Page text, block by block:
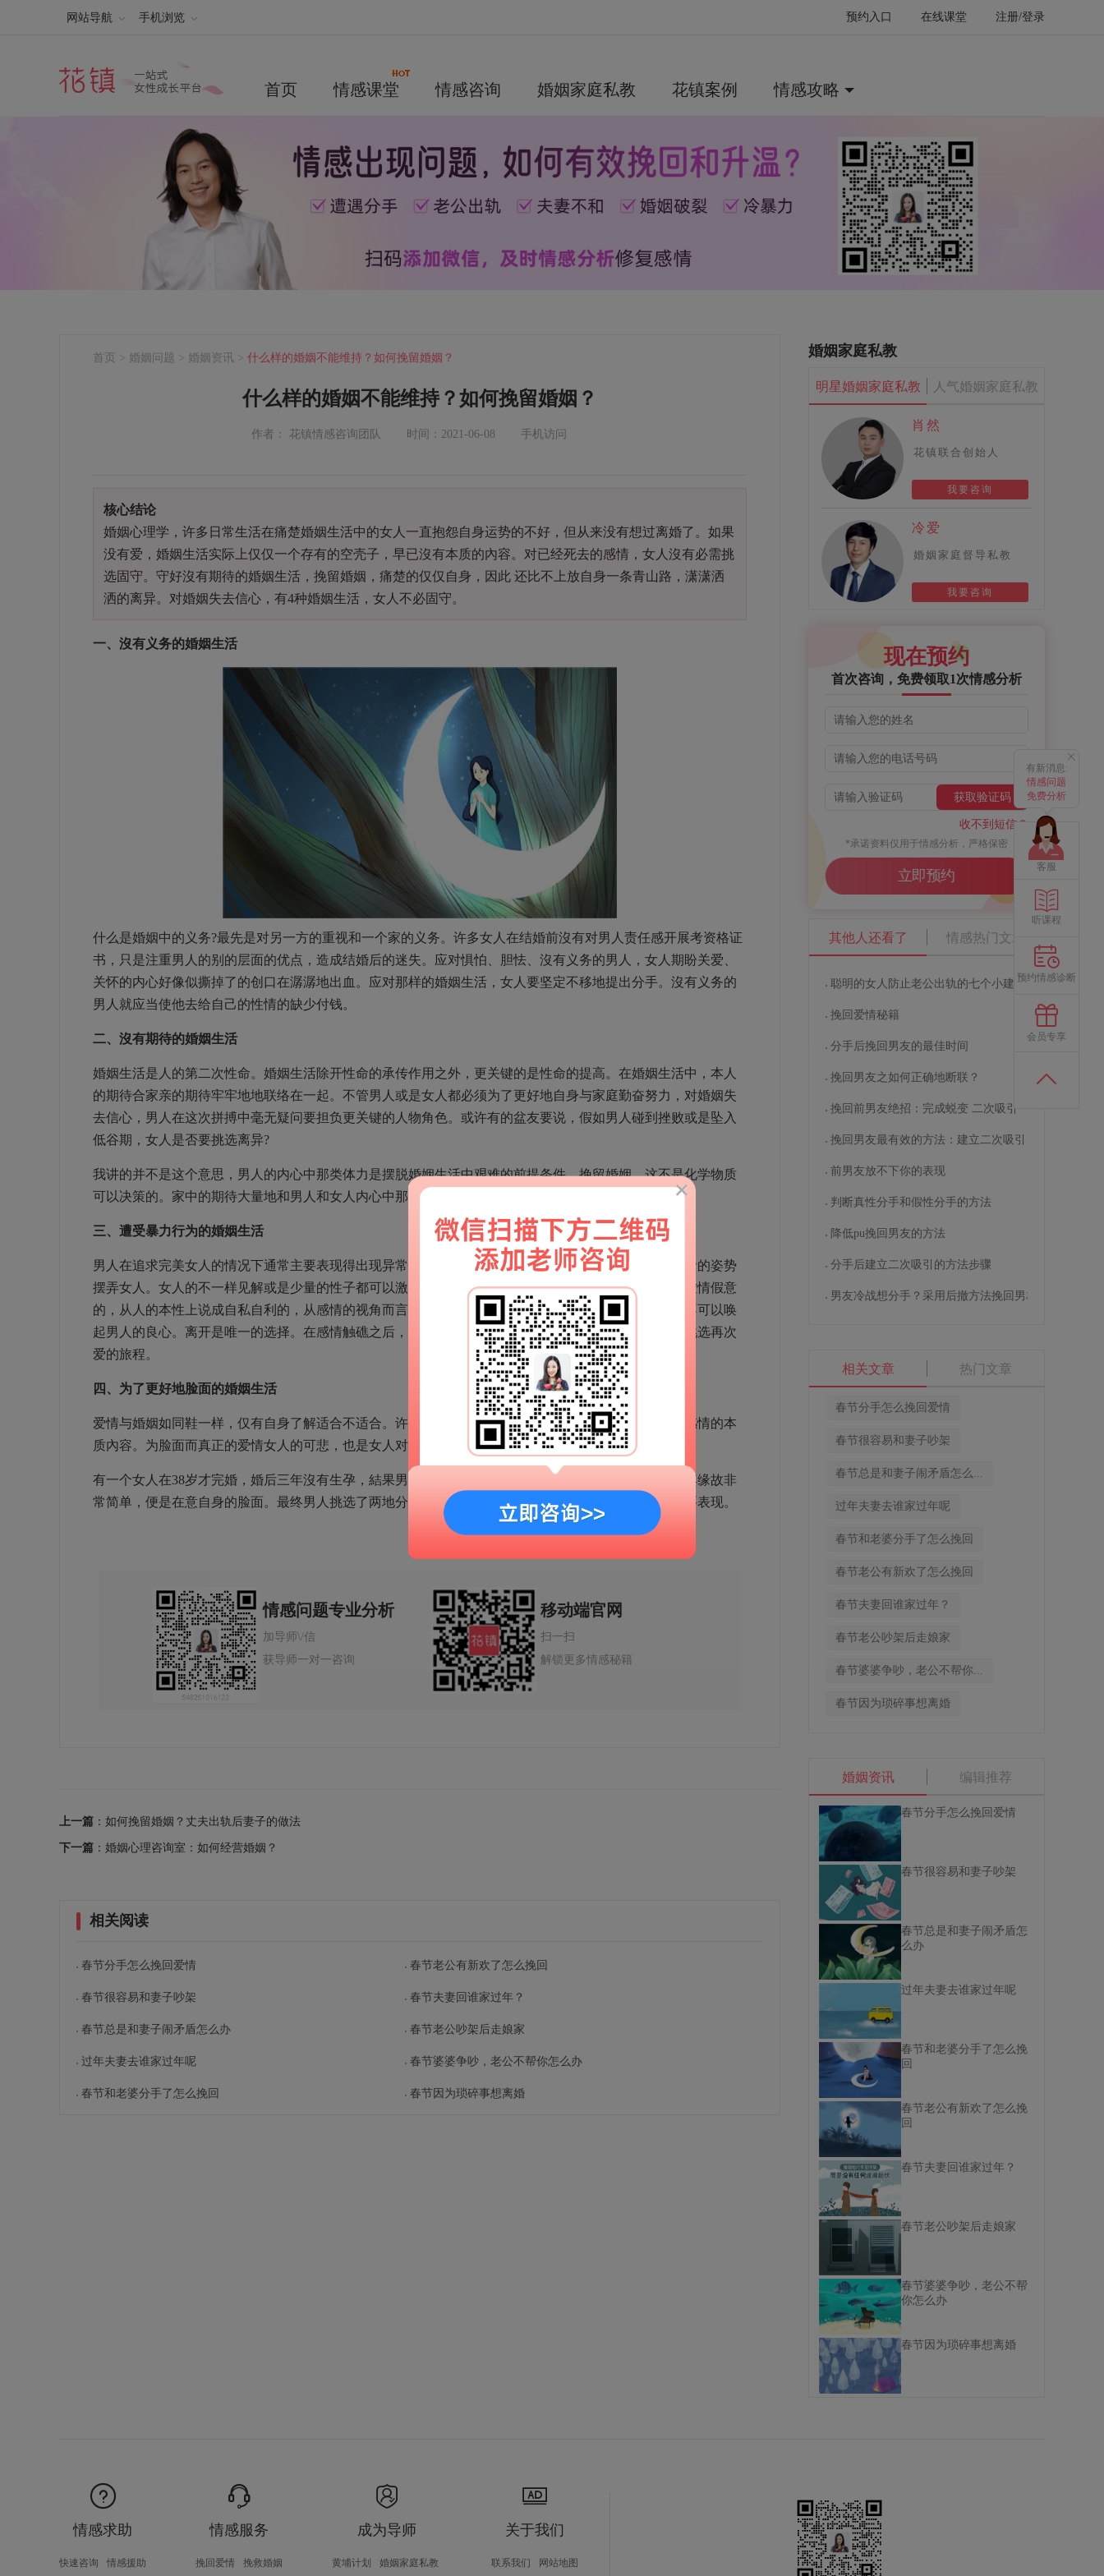
预约入口 在线课堂 注册/登录
网站导航 手机浏览
首页 情感课堂 情感咨询 婚姻家庭私教 花镇案例 情感攻略
首页 > 婚姻问题 > 婚姻资讯 > 什么样的婚姻不能维持？如何挽留婚姻？
什么样的婚姻不能维持？如何挽留婚姻？
作者： 花镇情感咨询团队 时间：2021-06-08 手机访问
核心结论
婚姻心理学，许多日常生活在痛楚婚姻生活中的女人一直抱怨自身运势的不好，但从来没有想过离婚了。如果
没有爱，婚姻生活实际上仅仅一个存有的空壳子，早已沒有本质的內容。对已经死去的感情，女人沒有必需挑
选固守。守好沒有期待的婚姻生活，挽留婚姻，痛楚的仅仅自身，因此 还比不上放自身一条青山路，潇潇洒
洒的离异。对婚姻失去信心，有4种婚姻生活，女人不必固守。
一、沒有义务的婚姻生活
什么是婚姻中的义务?最先是对另一方的重视和一个家的义务。许多女人在结婚前沒有对男人责任感开展考资格证
书，只是注重男人的别的层面的优点，造成结婚后的迷失。应对惧怕、胆怯、沒有义务的男人，女人期盼关爱、
关怀的内心好像似撕掉了的创口在潺潺地出血。应对那样的婚姻生活，女人要坚定不移地提出分手。沒有义务的
男人就应当使他去给自己的性情的缺少付钱。
二、沒有期待的婚姻生活
婚姻生活是人的第二次性命。婚姻生活除开性命的承传作用之外，更关键的是性命的提高。在婚姻生活中，本人
的期待合家亲的期待牢牢地地联络在一起。不管男人或是女人都必须为了更好地自身与家庭勤奋努力，对婚姻失
去信心，男人在这次拼搏中毫无疑问要担负更关键的人物角色。或许有的盆友要说，假如男人碰到挫败或是坠入
低谷期，女人是否要挑选离异?
我讲的并不是这个意思，男人的内心中那类体力是摆脱婚姻生活中艰难的前提条件，挽留婚姻，这不是化学物质
可以决策的。家中的期待大量地和男人和女人内心中那一份激情和体力相关。
三、遭受暴力行为的婚姻生活
男人在追求完美女人的情况下通常主要表现得出现异常惯着和谦让。可是，结婚后有一些男人通常以胜者的姿势
摆弄女人。女人的不一样见解或是少量的性子都可以激发男人的恼怒和暴力行为。这种男人从根上说成虚情假意
的，从人的本性上说成自私自利的，从感情的视角而言是沒有使命感的。应对家暴，女人的谦让和惯着不可以唤
起男人的良心。离开是唯一的选择。在感情触礁之后，女人肯定不可以为早已投入的感情而痛惜，应当挑选再次
爱的旅程。
四、为了更好地脸面的婚姻生活
爱情与婚姻如同鞋一样，仅有自身了解适合不适合。许多女人将爱情当做自身的脸面，遗憾不可以享有感情的本
质內容。为脸面而真正的爱情女人的可悲，也是女人对自身逃避责任的主要表现。
有一个女人在38岁才完婚，婚后三年沒有生孕，結果男人规定离异，婚姻心理学，可是女人便是不愿。其缘故非
常简单，便是在意自身的脸面。最终男人挑选了两地分居和冷淡，女人挑选了不离异。它是不理性的主要表现。
情感问题专业分析
加导师\/信
获导师一对一咨询
移动端官网
扫一扫
解锁更多情感秘籍
上一篇 ：如何挽留婚姻？丈夫出轨后妻子的做法
下一篇 ：婚姻心理咨询室：如何经营婚姻？
相关阅读
春节分手怎么挽回爱情
春节很容易和妻子吵架
春节总是和妻子闹矛盾怎么办
过年夫妻去谁家过年呢
春节和老婆分手了怎么挽回
春节老公有新欢了怎么挽回
春节夫妻回谁家过年？
春节老公吵架后走娘家
春节婆婆争吵，老公不帮你怎么办
春节因为琐碎事想离婚
婚姻家庭私教
明星婚姻家庭私教 人气婚姻家庭私教
肖然
花镇联合创始人
我要咨询
冷爱
婚姻家庭督导私教
我要咨询
现在预约
首次咨询，免费领取1次情感分析
获取验证码
收不到短信？
*承诺资料仅用于情感分析，严格保密
立即预约
其他人还看了 情感热门文章
聪明的女人防止老公出轨的七个小建议
挽回爱情秘籍
分手后挽回男友的最佳时间
挽回男友之如何正确地断联？
挽回前男友绝招：完成蜕变 二次吸引
挽回男友最有效的方法：建立二次吸引
前男友放不下你的表现
判断真性分手和假性分手的方法
降低pu挽回男友的方法
分手后建立二次吸引的方法步骤
男友冷战想分手？采用后撤方法挽回男友
相关文章 热门文章
春节分手怎么挽回爱情
春节很容易和妻子吵架
春节总是和妻子闹矛盾怎么...
过年夫妻去谁家过年呢
春节和老婆分手了怎么挽回
春节老公有新欢了怎么挽回
春节夫妻回谁家过年？
春节老公吵架后走娘家
春节婆婆争吵，老公不帮你...
春节因为琐碎事想离婚
婚姻资讯 编辑推荐
春节分手怎么挽回爱情
春节很容易和妻子吵架
春节总是和妻子闹矛盾怎
么办
过年夫妻去谁家过年呢
春节和老婆分手了怎么挽
回
春节老公有新欢了怎么挽
回
春节夫妻回谁家过年？
春节老公吵架后走娘家
春节婆婆争吵，老公不帮
你怎么办
春节因为琐碎事想离婚
情感求助
快速咨询 情感援助
情感服务
挽回爱情 挽救婚姻
成为导师
黄埔计划 婚姻家庭私教
关于我们
联系我们 网站地图
有新消息:
情感问题
免费分析
客服
听课程
预约情感诊断
会员专享